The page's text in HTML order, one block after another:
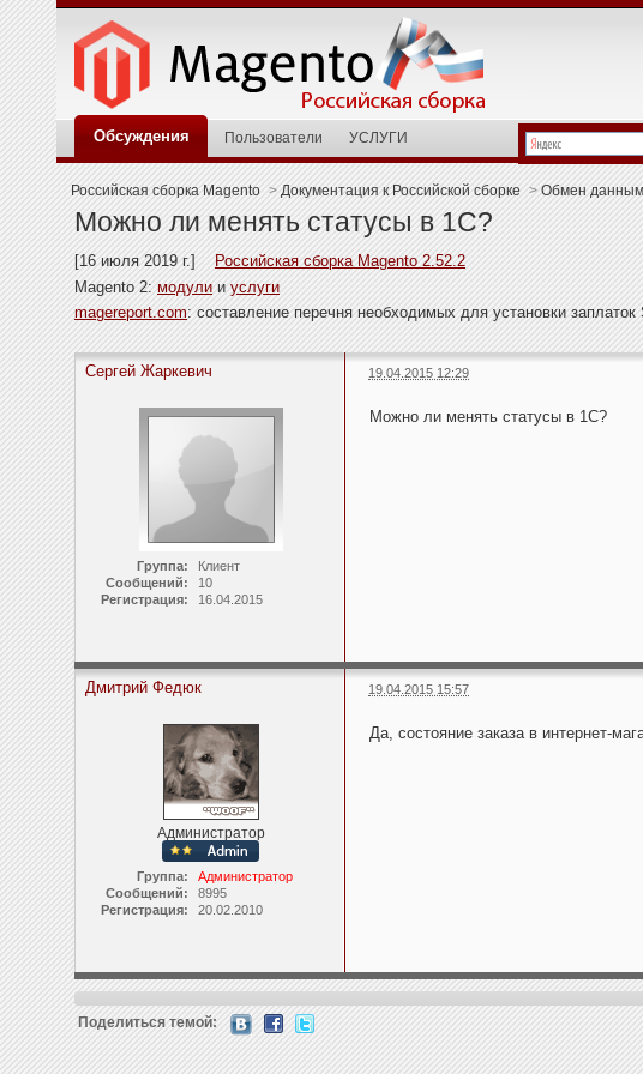
Обсуждения Пользователи УСЛУГИ
Российская сборка Magento > Документация к Российской сборке > Обмен
Можно ли менять статусы в 1C?
[16 июля 2019 г.]
Российская сборка Magento 2.52.2
Magento 2: модули и услуги
magereport.com: составление перечня необходимых для установки заплаток
Сергей Жаркевич
Группа:
Клиент
Сообщений:
10
Регистрация:
16.04.2015
19.04.2015 12:29
Можно ли менять статусы в 1C?
Дмитрий Федюк
Администратор
Группа:
Администратор
Сообщений:
8995
Регистрация:
20.02.2010
19.04.2015 15:57
Да, состояние заказа в интернет-
Поделиться темой: